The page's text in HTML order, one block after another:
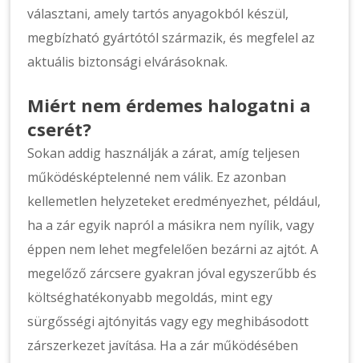
választani, amely tartós anyagokból készül,
megbízható gyártótól származik, és megfelel az
aktuális biztonsági elvárásoknak.
Miért nem érdemes halogatni a
cserét?
Sokan addig használják a zárat, amíg teljesen
működésképtelenné nem válik. Ez azonban
kellemetlen helyzeteket eredményezhet, például,
ha a zár egyik napról a másikra nem nyílik, vagy
éppen nem lehet megfelelően bezárni az ajtót. A
megelőző zárcsere gyakran jóval egyszerűbb és
költséghatékonyabb megoldás, mint egy
sürgősségi ajtónyitás vagy egy meghibásodott
zárszerkezet javítása. Ha a zár működésében